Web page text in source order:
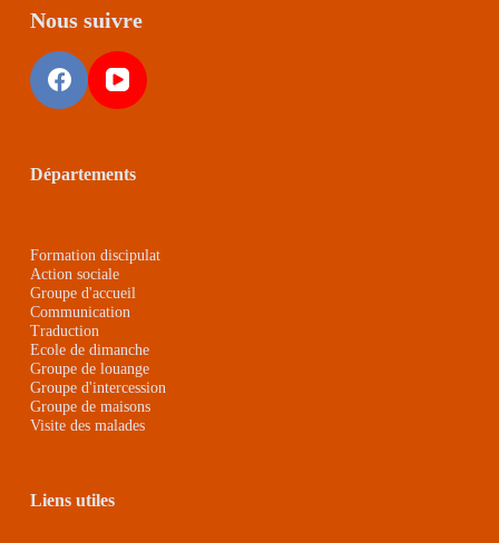
Nous suivre
Départements
Formation discipulat
Action sociale
Groupe d'accueil
Communication
Traduction
Ecole de dimanche
Groupe de louange
Groupe d'intercession
Groupe de maisons
Visite des malades
Liens utiles